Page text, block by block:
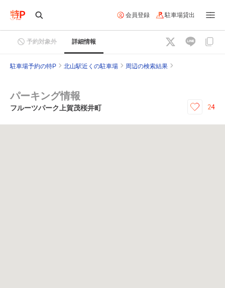
会員登録 駐車場貸出
予約対象外 詳細情報
駐車場予約の特P 北山駅近くの駐車場 周辺の検索結果
パーキング情報
フルーツパーク上賀茂桜井町 24